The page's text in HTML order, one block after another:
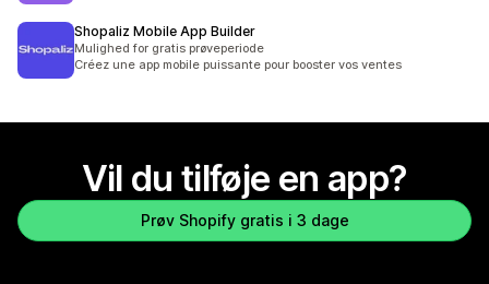
Shopaliz Mobile App Builder
Mulighed for gratis prøveperiode
Créez une app mobile puissante pour booster vos ventes
Vil du tilføje en app?
Prøv Shopify gratis i 3 dage